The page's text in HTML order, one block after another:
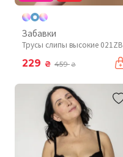
Забавки
Трусы слипы высокие 021ZB
229 ₴ 459₴